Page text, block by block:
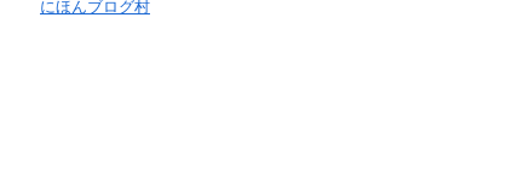
にほんブログ村